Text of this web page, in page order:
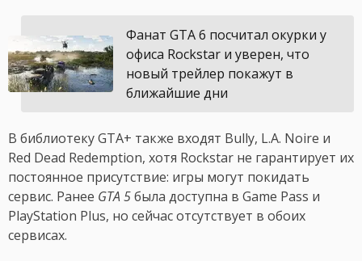
Фанат GTA 6 посчитал окурки у
офиса Rockstar и уверен, что
новый трейлер покажут в
ближайшие дни
В библиотеку GTA+ также входят Bully, L.A. Noire и
Red Dead Redemption, хотя Rockstar не гарантирует их
постоянное присутствие: игры могут покидать
сервис. Ранее GTA 5была доступна в Game Pass и
PlayStation Plus, но сейчас отсутствует в обоих
сервисах.